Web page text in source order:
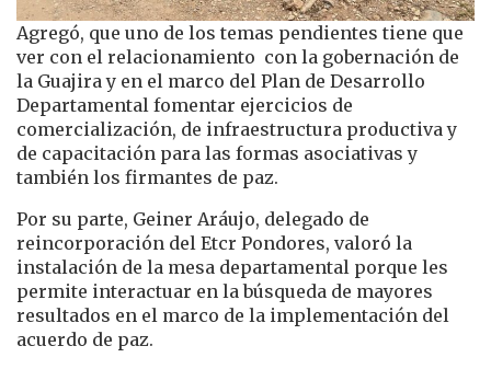
Agregó, que uno de los temas pendientes tiene que
ver con el relacionamiento con la gobernación de
la Guajira y en el marco del Plan de Desarrollo
Departamental fomentar ejercicios de
comercialización, de infraestructura productiva y
de capacitación para las formas asociativas y
también los firmantes de paz.
Por su parte, Geiner Aráujo, delegado de
reincorporación del Etcr Pondores, valoró la
instalación de la mesa departamental porque les
permite interactuar en la búsqueda de mayores
resultados en el marco de la implementación del
acuerdo de paz.